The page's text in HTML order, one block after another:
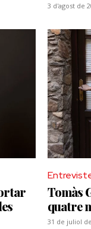
3 d'agost de
Tomàs
quatre
31 de juliol